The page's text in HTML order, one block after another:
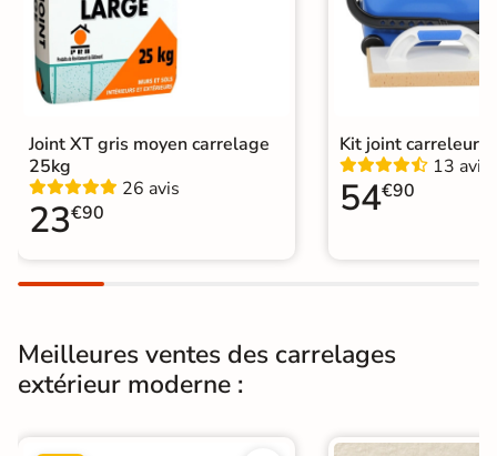
Choix
Pose
Support Chape Ancien carrelage
Normes
Catégories
Carrelage terrasse moderne
Carrelage 60x120
Joint XT gris moyen carrelage
25kg
26 avis
23€90
Kit joint carreleur
13 avis
54€90
Meilleures ventes des carrelages
extérieur moderne :